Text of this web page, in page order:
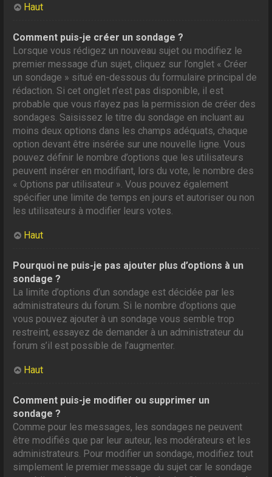
Haut
Comment puis-je créer un sondage ?
Lorsque vous rédigez un nouveau sujet ou modifiez le
premier message d’un sujet, cliquez sur l’onglet « Créer
un sondage » situé en-dessous du formulaire principal de
rédaction. Si cet onglet n’est pas disponible, il est
probable que vous n’ayez pas la permission de créer des
sondages. Saisissez le titre du sondage en incluant au
moins deux options dans les champs adéquats, chaque
option devant être insérée sur une nouvelle ligne. Vous
pouvez définir le nombre d’options que les utilisateurs
peuvent insérer en modifiant, lors du vote, le nombre des
« Options par utilisateur ». Vous pouvez également
spécifier une limite de temps en jours et autoriser ou non
les utilisateurs à modifier leurs votes.
Haut
Pourquoi ne puis-je pas ajouter plus d’options à un
sondage ?
La limite d’options d’un sondage est décidée par les
administrateurs du forum. Si le nombre d’options que
vous pouvez ajouter à un sondage vous semble trop
restreint, essayez de demander à un administrateur du
forum s’il est possible de l’augmenter.
Haut
Comment puis-je modifier ou supprimer un
sondage ?
Comme pour les messages, les sondages ne peuvent
être modifiés que par leur auteur, les modérateurs et les
administrateurs. Pour modifier un sondage, modifiez tout
simplement le premier message du sujet car le sondage